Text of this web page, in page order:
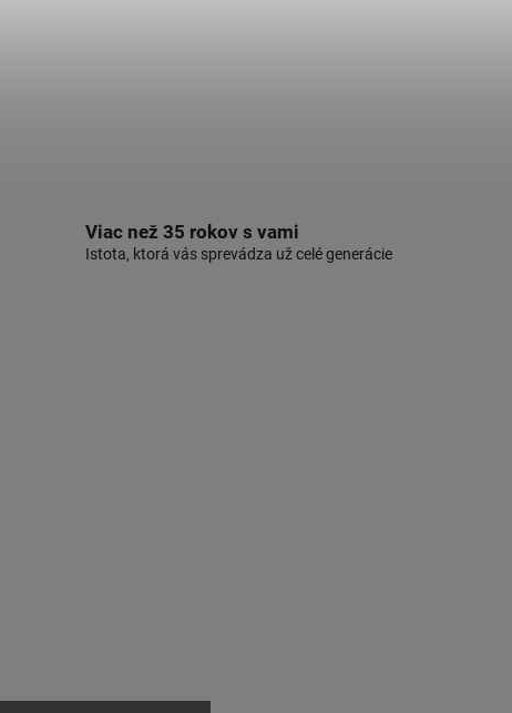
Viac než 35 rokov s vami
Istota, ktorá vás sprevádza už celé generácie